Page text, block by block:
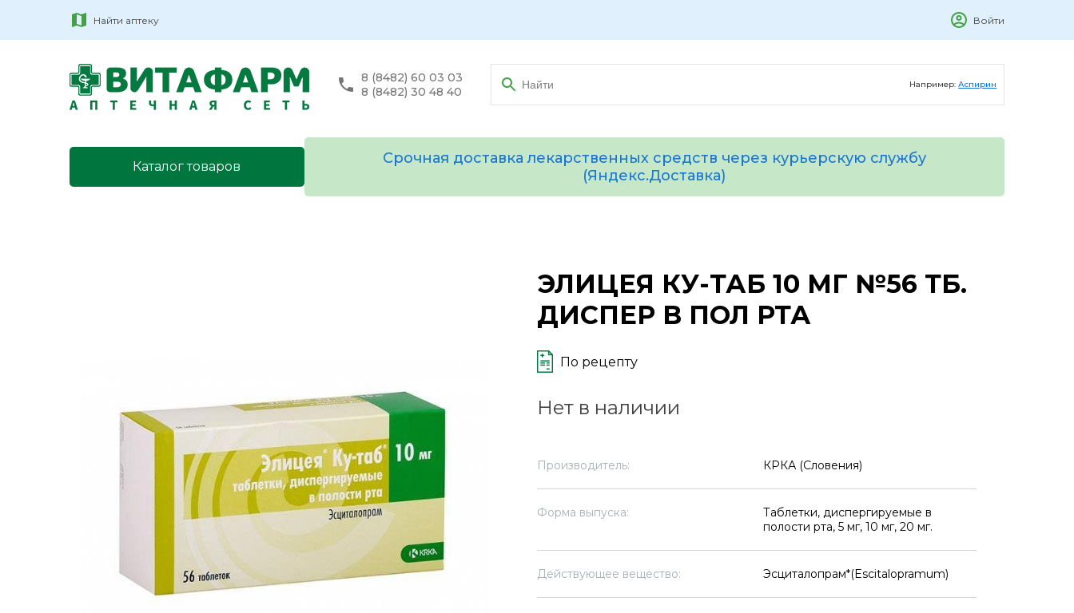
Найти аптеку Войти
8 (8482) 60 03 03
8 (8482) 30 48 40
Например: Аспирин
Каталог товаров
Срочная доставка лекарственных средств через курьерскую службу
(Яндекс.Доставка)
ЭЛИЦЕЯ КУ-ТАБ 10 МГ №56 ТБ.
ДИСПЕР В ПОЛ РТА
По рецепту
Нет в наличии
Производитель: КРКА (Словения)
Форма выпуска:
Таблетки, диспергируемые в
полости рта, 5 мг, 10 мг, 20 мг.
Действующее вещество: Эсциталопрам*(Escitalopramum)